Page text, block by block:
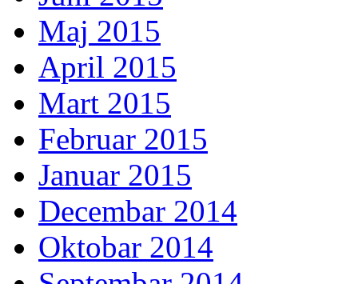
Maj 2015
April 2015
Mart 2015
Februar 2015
Januar 2015
Decembar 2014
Oktobar 2014